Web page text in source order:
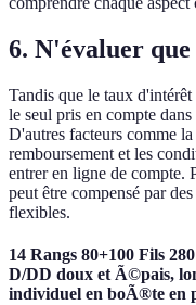
6. N'évaluer
Tandis que le taux
le seul pris en compte
D'autres facteurs comme
remboursement et les
entrer en ligne de compte.
peut être compensé par
flexibles.
14 Rangs 80+100 Fils
D/DD doux et Ã©pais,
individuel en boÃ®te en